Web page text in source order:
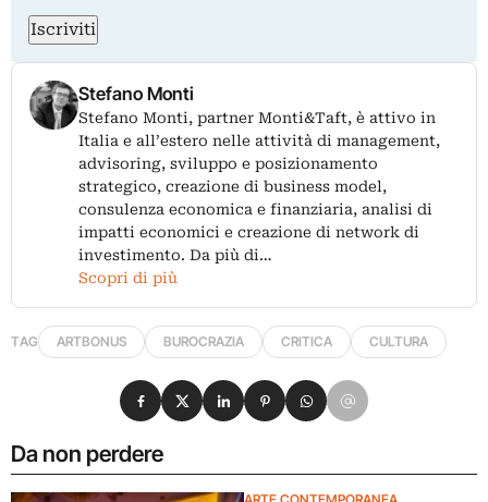
Iscriviti
Stefano Monti
Stefano Monti, partner Monti&Taft, è attivo in
Italia e all’estero nelle attività di management,
advisoring, sviluppo e posizionamento
strategico, creazione di business model,
consulenza economica e finanziaria, analisi di
impatti economici e creazione di network di
investimento. Da più di…
Scopri di più
TAG ARTBONUS BUROCRAZIA CRITICA CULTURA
Da non perdere
Condividi su Facebook
Condividi su X
Condividi su LinkedIn
Condividi su Pinterest
Condividi su WhatsApp
Condividi su Email